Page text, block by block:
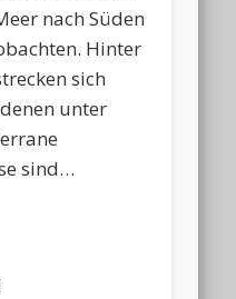
nach Süden
Hinter
sich
unter
sind…